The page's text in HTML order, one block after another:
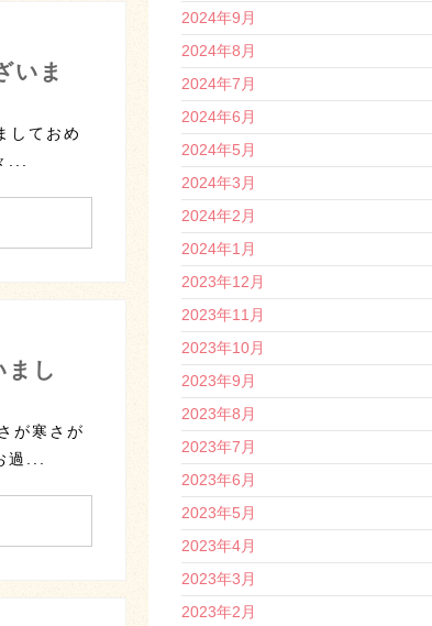
いま
ておめ
...
し
が寒さが
過...
2024年9月
2024年8月
2024年7月
2024年6月
2024年5月
2024年3月
2024年2月
2024年1月
2023年12月
2023年11月
2023年10月
2023年9月
2023年8月
2023年7月
2023年6月
2023年5月
2023年4月
2023年3月
2023年2月